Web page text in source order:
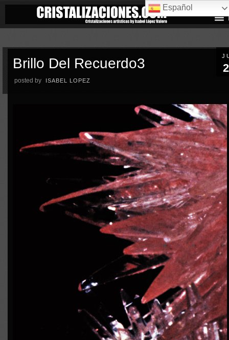
Brillo Del Recuerdo3
posted by ISABEL LOPEZ
Español